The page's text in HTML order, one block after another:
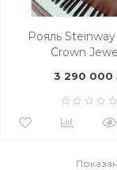
Рояль
Crown
3 290 000